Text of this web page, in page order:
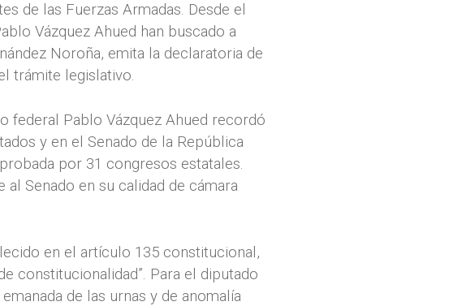
de las Fuerzas Armadas. Desde el
Vázquez Ahued han buscado a
Noroña, emita la declaratoria de
trámite legislativo.
federal Pablo Vázquez Ahued recordó
y en el Senado de la República
por 31 congresos estatales.
Senado en su calidad de cámara
en el artículo 135 constitucional,
constitucionalidad”. Para el diputado
de las urnas y de anomalía